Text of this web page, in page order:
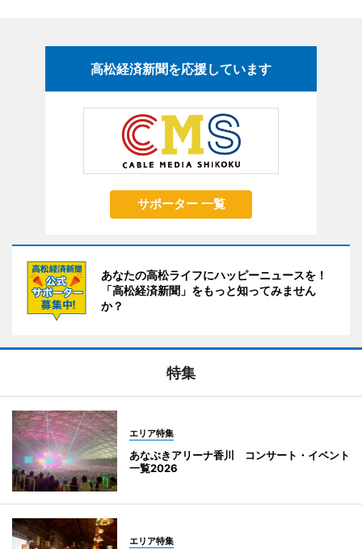
高松経済新聞を応援しています
サポーター 一覧
あなたの高松ライフにハッピーニュースを！
「高松経済新聞」をもっと知ってみません
か？
特集
エリア特集
あなぶきアリーナ香川 コンサート・イベント
一覧2026
エリア特集